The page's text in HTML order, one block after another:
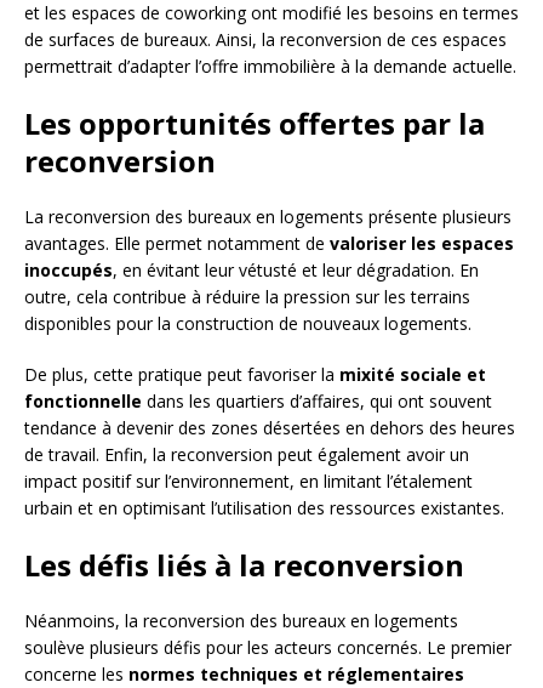
et les espaces de coworking ont modifié les besoins en termes
de surfaces de bureaux. Ainsi, la reconversion de ces espaces
permettrait d’adapter l’offre immobilière à la demande actuelle.
Les opportunités offertes par la
reconversion
La reconversion des bureaux en logements présente plusieurs
avantages. Elle permet notamment de valoriser les espaces
inoccupés, en évitant leur vétusté et leur dégradation. En
outre, cela contribue à réduire la pression sur les terrains
disponibles pour la construction de nouveaux logements.
De plus, cette pratique peut favoriser la mixité sociale et
fonctionnelle dans les quartiers d’affaires, qui ont souvent
tendance à devenir des zones désertées en dehors des heures
de travail. Enfin, la reconversion peut également avoir un
impact positif sur l’environnement, en limitant l’étalement
urbain et en optimisant l’utilisation des ressources existantes.
Les défis liés à la reconversion
Néanmoins, la reconversion des bureaux en logements
soulève plusieurs défis pour les acteurs concernés. Le premier
concerne les normes techniques et réglementaires